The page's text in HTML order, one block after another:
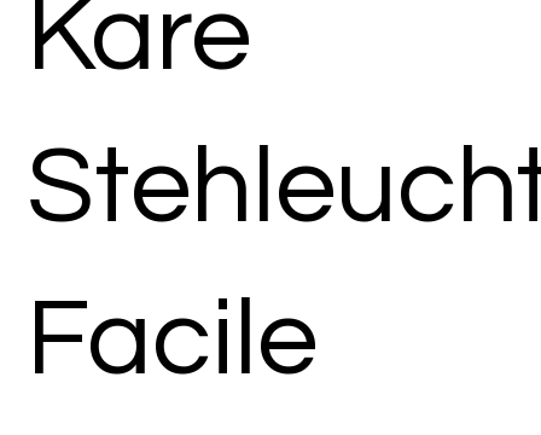
Kare
Facile